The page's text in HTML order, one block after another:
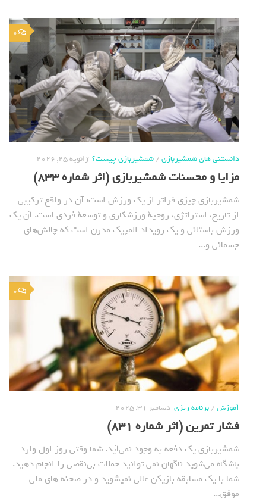
0
دانستنی های شمشیربازی/شمشیربازی چیست؟ ژانویه 25, 2026
مزایا و محسنات شمشیربازی (اثر شماره 833)
شمشیربازی چیزی فراتر از یک ورزش است: آن در واقع ترکیبی
از تاریخ، استراتژی، روحیة ورزشکاری و توسعة فردی است. آن یک
ورزش باستانی و یک رویداد المپیک مدرن است که چالش‌های
جسمانی و...
0
آموزش/برنامه ریزی دسامبر 31, 2025
فشار تمرین (اثر شماره 831)
شمشیربازی یک دفعه به وجود نمی‌آید. شما وقتی روز اول وارد
باشگاه می‌شوید ناگهان نمی توانید حملات بی‌نقصی را انجام ‌دهید.
شما با یک مسابقه بازیکن عالی نمیشوید و در صحنه های ملی
موفق...